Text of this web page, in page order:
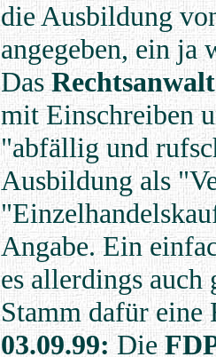
die Ausbildung
angegeben, ein ja
Das
mit Einschreiben
"abfällig und
Ausbildung als
Angabe. Ein
es allerdings auch
Stamm dafür eine
03.09.99:Die